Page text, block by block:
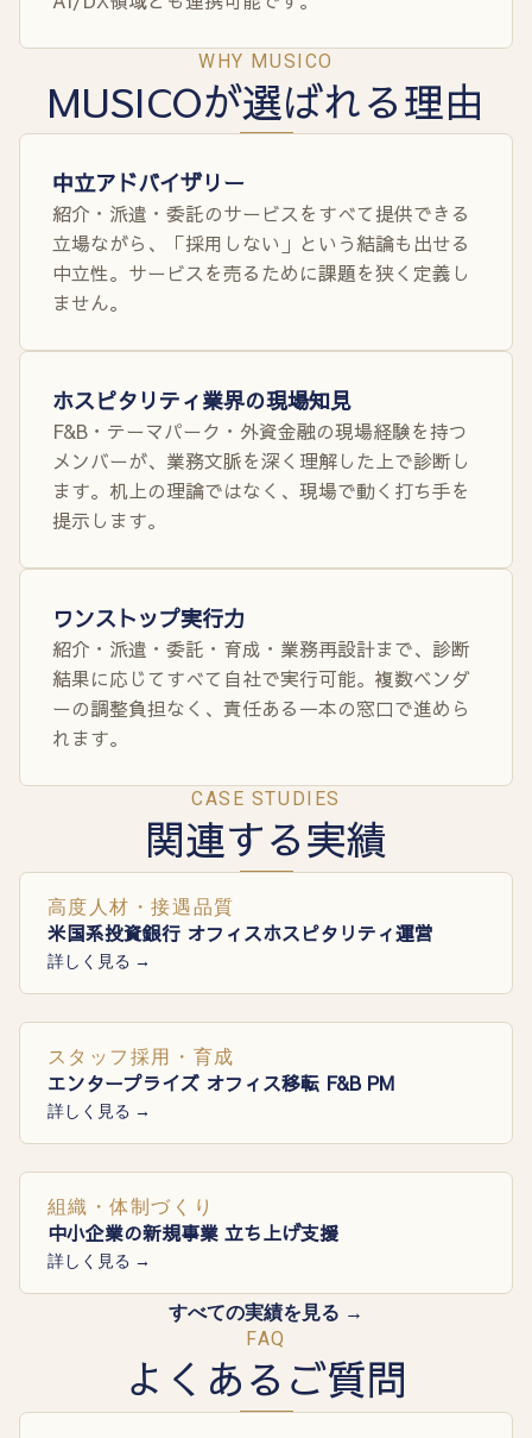
WHY MUSICO
MUSICOが選ばれる理由
中立アドバイザリー
紹介・派遣・委託のサービスをすべて提供できる
立場ながら、「採用しない」という結論も出せる
中立性。サービスを売るために課題を狭く定義し
ません。
ホスピタリティ業界の現場知見
F&B・テーマパーク・外資金融の現場経験を持つ
メンバーが、業務文脈を深く理解した上で診断し
ます。机上の理論ではなく、現場で動く打ち手を
提示します。
ワンストップ実行力
紹介・派遣・委託・育成・業務再設計まで、診断
結果に応じてすべて自社で実行可能。複数ベンダ
ーの調整負担なく、責任ある一本の窓口で進めら
れます。
CASE STUDIES
関連する実績
高度人材・接遇品質
米国系投資銀行 オフィスホスピタリティ運営
詳しく見る →
スタッフ採用・育成
エンタープライズ オフィス移転 F&B PM
詳しく見る →
組織・体制づくり
中小企業の新規事業 立ち上げ支援
詳しく見る →
すべての実績を見る →
FAQ
よくあるご質問